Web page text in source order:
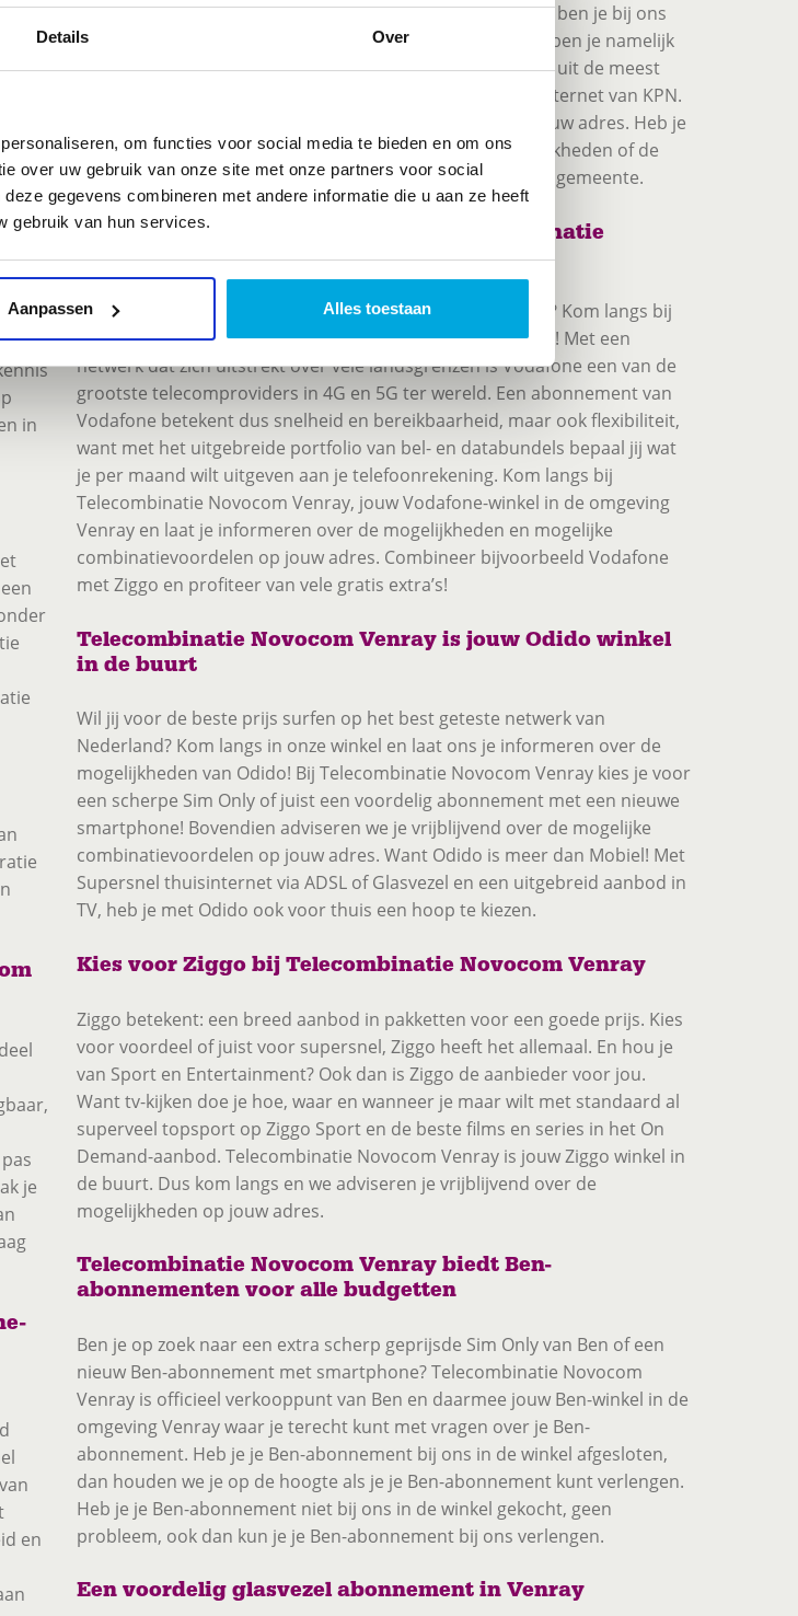
Details Over
om functies voor social media te bieden en om ons
over uw gebruik van onze site met onze partners voor social
gegevens combineren met andere informatie die u aan ze heeft
gebruik van hun services.
Aanpassen Alles toestaan
die
en
in
je
en
Ben je op zoek naar een voordelig KPN-abonnement? Dan ben je bij ons
aan het juiste adres. Bij Telecombinatie Novocom Venray ben je namelijk
verzekerd van de laatste en beste KPN-aanbiedingen. Kies uit de meest
uiteenlopende bundels in 4G of 5G-snelheid! Of ga voor Internet van KPN.
Onze winkelmedewerkers kennen de mogelijkheden op jouw adres. Heb je
bijvoorbeeld interesse in glasvezel? Vraag naar de mogelijkheden of de
plannen die KPN hiervoor in de toekomst heeft binnen de gemeente.
Alle Vodafone abonnementen bij Telecombinatie
Novocom Venray
Ben jij op zoek naar een voordelig Vodafone abonnement? Kom langs bij
Telecombinatie Novocom Venray en laat ons je infomeren! Met een
netwerk dat zich uitstrekt over vele landsgrenzen is Vodafone een van de
grootste telecomproviders in 4G en 5G ter wereld. Een abonnement van
Vodafone betekent dus snelheid en bereikbaarheid, maar ook flexibiliteit,
want met het uitgebreide portfolio van bel- en databundels bepaal jij wat
je per maand wilt uitgeven aan je telefoonrekening. Kom langs bij
Telecombinatie Novocom Venray, jouw Vodafone-winkel in de omgeving
Venray en laat je informeren over de mogelijkheden en mogelijke
combinatievoordelen op jouw adres. Combineer bijvoorbeeld Vodafone
met Ziggo en profiteer van vele gratis extra’s!
Telecombinatie Novocom Venray is jouw Odido winkel
in de buurt
Wil jij voor de beste prijs surfen op het best geteste netwerk van
Nederland? Kom langs in onze winkel en laat ons je informeren over de
mogelijkheden van Odido! Bij Telecombinatie Novocom Venray kies je voor
een scherpe Sim Only of juist een voordelig abonnement met een nieuwe
smartphone! Bovendien adviseren we je vrijblijvend over de mogelijke
combinatievoordelen op jouw adres. Want Odido is meer dan Mobiel! Met
Supersnel thuisinternet via ADSL of Glasvezel en een uitgebreid aanbod in
TV, heb je met Odido ook voor thuis een hoop te kiezen.
Kies voor Ziggo bij Telecombinatie Novocom Venray
Ziggo betekent: een breed aanbod in pakketten voor een goede prijs. Kies
voor voordeel of juist voor supersnel, Ziggo heeft het allemaal. En hou je
van Sport en Entertainment? Ook dan is Ziggo de aanbieder voor jou.
Want tv-kijken doe je hoe, waar en wanneer je maar wilt met standaard al
superveel topsport op Ziggo Sport en de beste films en series in het On
Demand-aanbod. Telecombinatie Novocom Venray is jouw Ziggo winkel in
de buurt. Dus kom langs en we adviseren je vrijblijvend over de
mogelijkheden op jouw adres.
Telecombinatie Novocom Venray biedt Ben-
abonnementen voor alle budgetten
Ben je op zoek naar een extra scherp geprijsde Sim Only van Ben of een
nieuw Ben-abonnement met smartphone? Telecombinatie Novocom
Venray is officieel verkooppunt van Ben en daarmee jouw Ben-winkel in de
omgeving Venray waar je terecht kunt met vragen over je Ben-
abonnement. Heb je je Ben-abonnement bij ons in de winkel afgesloten,
dan houden we je op de hoogte als je je Ben-abonnement kunt verlengen.
Heb je je Ben-abonnement niet bij ons in de winkel gekocht, geen
probleem, ook dan kun je je Ben-abonnement bij ons verlengen.
Een voordelig glasvezel abonnement in Venray